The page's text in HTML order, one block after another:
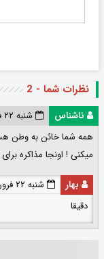
نظرات شما - 2
ناشناس
شنبه ۲۲ فروردین ۱۴۰۵ ۱۶:۵۵:۴۸
همه شما خائن به وطن
میکنی ! اونجا مذاکره
بهار
شنبه ۲۲ فروردین ۱۴۰۵ ۱۸:۲۰:۳۲
دقیقا